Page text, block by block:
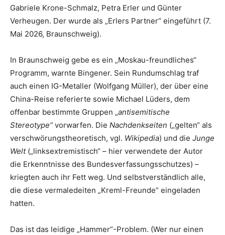
Gabriele Krone-Schmalz, Petra Erler und Günter
Verheugen. Der wurde als „Erlers Partner“ eingeführt (7.
Mai 2026, Braunschweig).
In Braunschweig gebe es ein „Moskau-freundliches“
Programm, warnte Bingener. Sein Rundumschlag traf
auch einen IG-Metaller (Wolfgang Müller), der über eine
China-Reise referierte sowie Michael Lüders, dem
offenbar bestimmte Gruppen „antisemitische
Stereotype“vorwarfen. Die Nachdenkseiten („gelten“ als
verschwörungstheoretisch, vgl. Wikipedia) und die Junge
Welt(„linksextremistisch“ – hier verwendete der Autor
die Erkenntnisse des Bundesverfassungsschutzes) –
kriegten auch ihr Fett weg. Und selbstverständlich alle,
die diese vermaledeiten „Kreml-Freunde“ eingeladen
hatten.
Das ist das leidige „Hammer“-Problem. (Wer nur einen